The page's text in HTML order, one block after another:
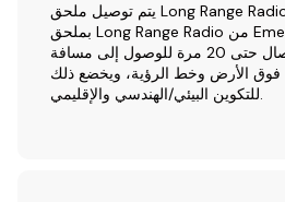
يتم توصيل ملحق Long Range Radio من Emesentبسهولة
بملحق Long Range Radio من Emesent Hovermap
متوافقة لزيادة نطاق الاتصال حتى 20 مرة للوصول إلى مسافة
طيران فوق الأرض وخط الرؤية، ويخضع ذلك
للتكوين البيئي/الهندسي والإقليمي.